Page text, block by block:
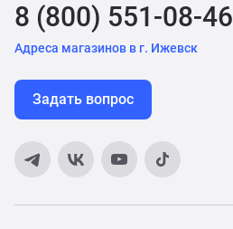
8 (800) 551-08-46
Адреса магазинов в г. Ижевск
Задать вопрос